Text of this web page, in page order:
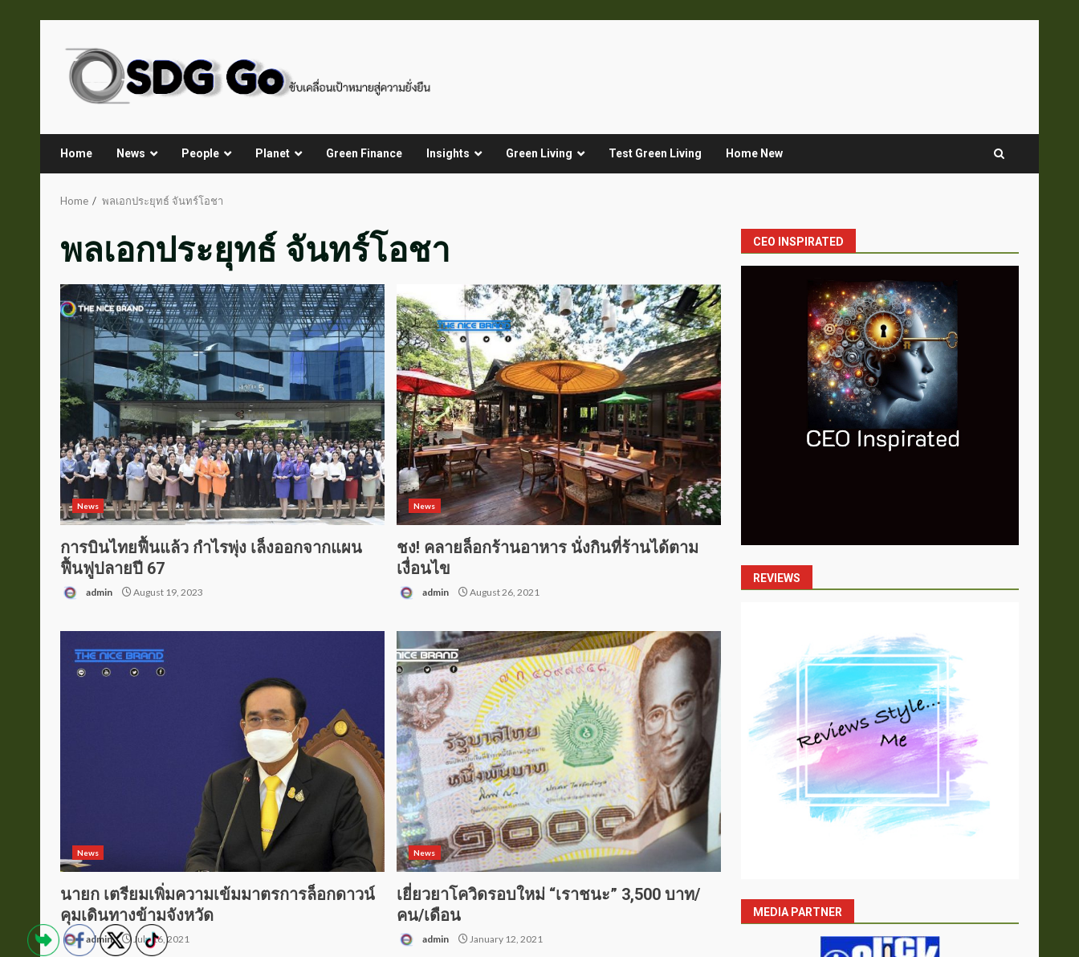
content
Home News People Planet Green Finance Insights Green Living Test Green Living Home New
Home พลเอกประยุทธ์ จันทร์โอชา
พลเอกประยุทธ์ จันทร์โอชา
News
การบินไทยฟื้นแล้ว กำไรพุ่ง เล็งออกจากแผน
ฟื้นฟูปลายปี 67
admin August 19, 2023
News
ชง! คลายล็อกร้านอาหาร นั่งกินที่ร้านได้ตาม
เงื่อนไข
admin August 26, 2021
News
นายก เตรียมเพิ่มความเข้มมาตรการล็อกดาวน์
คุมเดินทางข้ามจังหวัด
admin July 16, 2021
News
เยี่ยวยาโควิดรอบใหม่ “เราชนะ” 3,500 บาท/
คน/เดือน
admin January 12, 2021
CEO INSPIRATED
REVIEWS
MEDIA PARTNER